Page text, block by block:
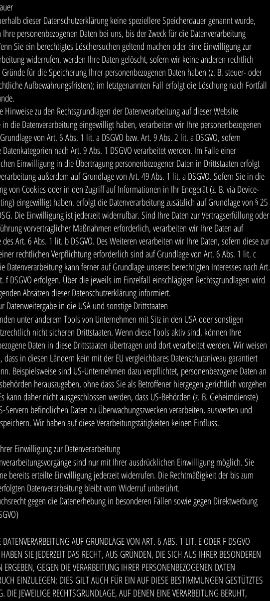
dieser Datenschutzerklärung keine speziellere Speicherdauer genannt wurde,
personenbezogenen Daten bei uns, bis der Zweck für die Datenverarbeitung
Sie ein berechtigtes Löschersuchen geltend machen oder eine Einwilligung zur
widerrufen, werden Ihre Daten gelöscht, sofern wir keine anderen rechtlich
Gründe für die Speicherung Ihrer personenbezogenen Daten haben (z. B. steuer- oder
Aufbewahrungsfristen); im letztgenannten Fall erfolgt die Löschung nach Fortfall
Hinweise zu den Rechtsgrundlagen der Datenverarbeitung auf dieser Website
in die Datenverarbeitung eingewilligt haben, verarbeiten wir Ihre personenbezogenen
von Art. 6 Abs. 1 lit. a DSGVO bzw. Art. 9 Abs. 2 lit. a DSGVO, sofern
Datenkategorien nach Art. 9 Abs. 1 DSGVO verarbeitet werden. Im Falle einer
Einwilligung in die Übertragung personenbezogener Daten in Drittstaaten erfolgt
außerdem auf Grundlage von Art. 49 Abs. 1 lit. a DSGVO. Sofern Sie in die
von Cookies oder in den Zugriff auf Informationen in Ihr Endgerät (z. B. via Device-
eingewilligt haben, erfolgt die Datenverarbeitung zusätzlich auf Grundlage von § 25
Die Einwilligung ist jederzeit widerrufbar. Sind Ihre Daten zur Vertragserfüllung oder
vorvertraglicher Maßnahmen erforderlich, verarbeiten wir Ihre Daten auf
des Art. 6 Abs. 1 lit. b DSGVO. Des Weiteren verarbeiten wir Ihre Daten, sofern diese zur
rechtlichen Verpflichtung erforderlich sind auf Grundlage von Art. 6 Abs. 1 lit. c
Datenverarbeitung kann ferner auf Grundlage unseres berechtigten Interesses nach Art.
f DSGVO erfolgen. Über die jeweils im Einzelfall einschlägigen Rechtsgrundlagen wird
Absätzen dieser Datenschutzerklärung informiert.
Datenweitergabe in die USA und sonstige Drittstaaten
unter anderem Tools von Unternehmen mit Sitz in den USA oder sonstigen
nicht sicheren Drittstaaten. Wenn diese Tools aktiv sind, können Ihre
Daten in diese Drittstaaten übertragen und dort verarbeitet werden. Wir weisen
dass in diesen Ländern kein mit der EU vergleichbares Datenschutzniveau garantiert
Beispielsweise sind US-Unternehmen dazu verpflichtet, personenbezogene Daten an
herauszugeben, ohne dass Sie als Betroffener hiergegen gerichtlich vorgehen
kann daher nicht ausgeschlossen werden, dass US-Behörden (z. B. Geheimdienste)
Servern befindlichen Daten zu Überwachungszwecken verarbeiten, auswerten und
Wir haben auf diese Verarbeitungstätigkeiten keinen Einfluss.
Einwilligung zur Datenverarbeitung
sind nur mit Ihrer ausdrücklichen Einwilligung möglich. Sie
bereits erteilte Einwilligung jederzeit widerrufen. Die Rechtmäßigkeit der bis zum
Datenverarbeitung bleibt vom Widerruf unberührt.
gegen die Datenerhebung in besonderen Fällen sowie gegen Direktwerbung
AUF GRUNDLAGE VON ART. 6 ABS. 1 LIT. E ODER F DSGVO
SIE JEDERZEIT DAS RECHT, AUS GRÜNDEN, DIE SICH AUS IHRER BESONDEREN
ERGEBEN, GEGEN DIE VERARBEITUNG IHRER PERSONENBEZOGENEN DATEN
EINZULEGEN; DIES GILT AUCH FÜR EIN AUF DIESE BESTIMMUNGEN GESTÜTZTES
DIE JEWEILIGE RECHTSGRUNDLAGE, AUF DENEN EINE VERARBEITUNG BERUHT,